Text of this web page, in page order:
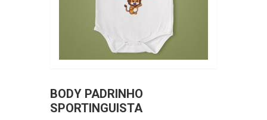
BODY PADRINHO
SPORTINGUISTA